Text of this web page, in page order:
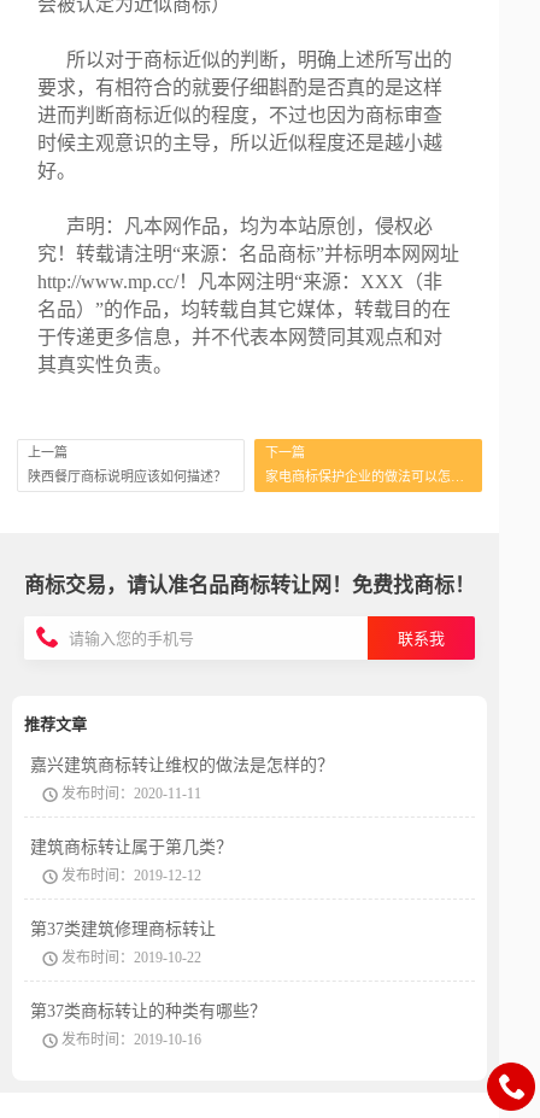
会被认定为近似商标）
所以对于商标近似的判断，明确上述所写出的
要求，有相符合的就要仔细斟酌是否真的是这样
进而判断商标近似的程度，不过也因为商标审查
时候主观意识的主导，所以近似程度还是越小越
好。
声明：凡本网作品，均为本站原创，侵权必
究！转载请注明“来源：名品商标”并标明本网网址
http://www.mp.cc/！凡本网注明“来源：XXX（非
名品）”的作品，均转载自其它媒体，转载目的在
于传递更多信息，并不代表本网赞同其观点和对
其真实性负责。
上一篇
陕西餐厅商标说明应该如何描述？
下一篇
商标交易，请认准名品商标转让网！免费找商标！
联系我
推荐文章
嘉兴建筑商标转让维权的做法是怎样的？
发布时间：2020-11-11
建筑商标转让属于第几类？
发布时间：2019-12-12
第37类建筑修理商标转让
发布时间：2019-10-22
第37类商标转让的种类有哪些？
发布时间：2019-10-16